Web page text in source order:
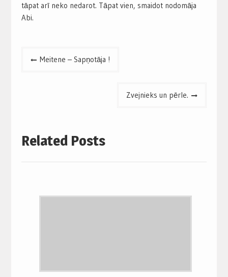
tāpat arī neko nedarot. Tāpat vien, smaidot nodomāja
Abi.
PostMeitene – Sapņotāja !
Zvejnieks un pērle.
Related Posts